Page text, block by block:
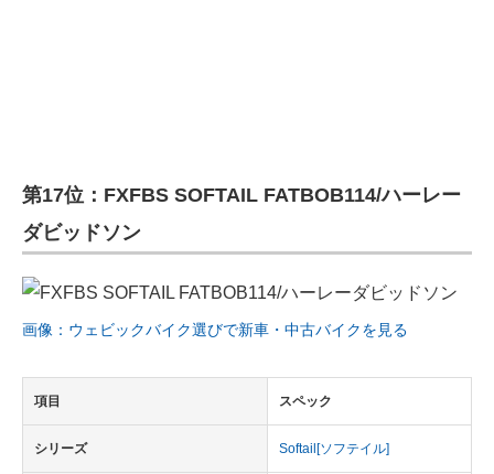
第17位：FXFBS SOFTAIL FATBOB114/ハーレー
ダビッドソン
画像：ウェビックバイク選びで新車・中古バイクを見る
項目 スペック
シリーズ Softail[ソフテイル]